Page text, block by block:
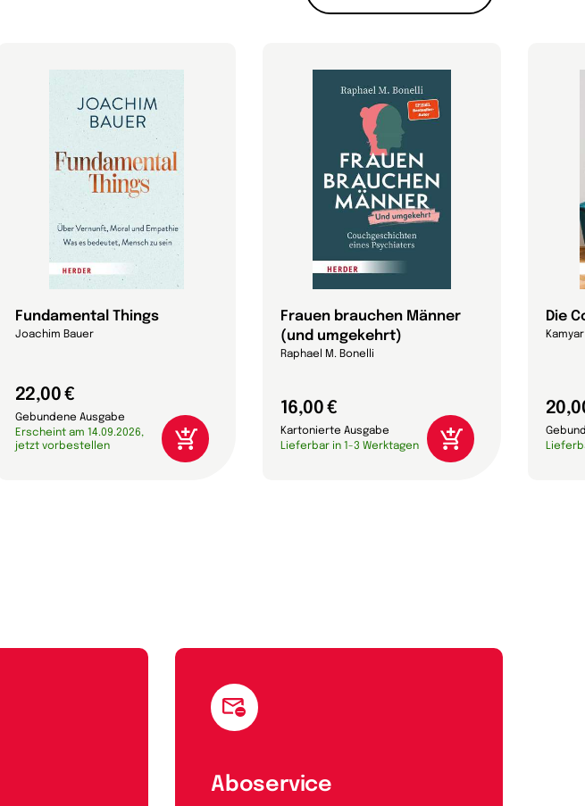
Fundamental Things
Joachim Bauer
22,00 €
Gebundene Ausgabe
Erscheint am 14.09.2026,
jetzt vorbestellen
Frauen brauchen Männer
(und umgekehrt)
Raphael M. Bonelli
16,00 €
Kartonierte Ausgabe
Lieferbar in 1-3 Werktagen
Die
Aboservice